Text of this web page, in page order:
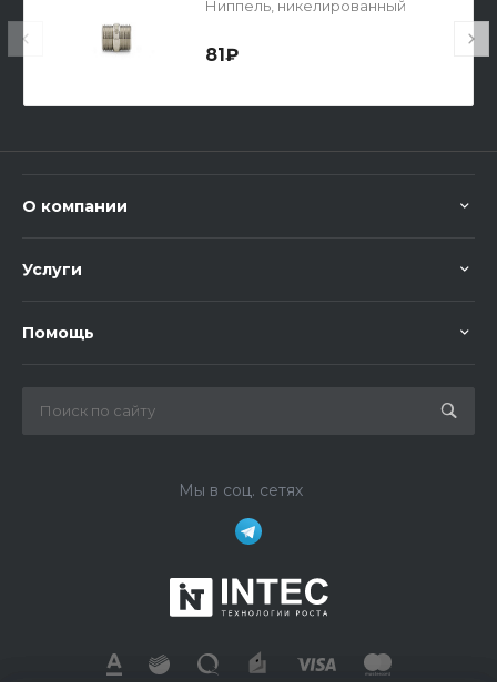
Ниппель, никелированный
81₽
О компании
Услуги
Помощь
Мы в соц. сетях